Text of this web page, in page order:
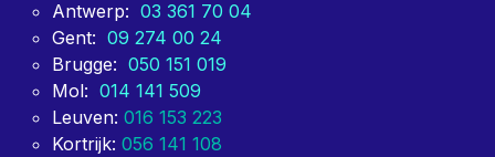
Antwerp: 03 361 70 04
Gent: 09 274 00 24
Brugge: 050 151 019
Mol: 014 141 509
Leuven: 016 153 223
Kortrijk: 056 141 108